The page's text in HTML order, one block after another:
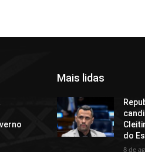
Mais lidas
do
8 de